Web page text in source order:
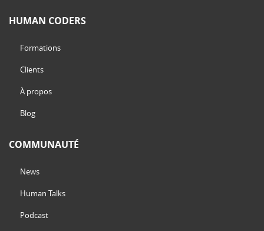
HUMAN CODERS
Formations
Clients
À propos
Blog
COMMUNAUTÉ
News
Human Talks
Podcast